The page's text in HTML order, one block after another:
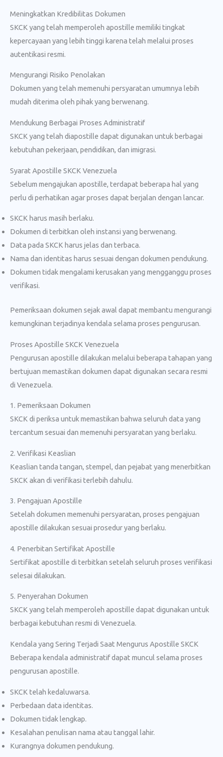
Meningkatkan Kredibilitas Dokumen
SKCK yang telah memperoleh apostille memiliki tingkat
kepercayaan yang lebih tinggi karena telah melalui proses
autentikasi resmi.
Mengurangi Risiko Penolakan
Dokumen yang telah memenuhi persyaratan umumnya lebih
mudah diterima oleh pihak yang berwenang.
Mendukung Berbagai Proses Administratif
SKCK yang telah diapostille dapat digunakan untuk berbagai
kebutuhan pekerjaan, pendidikan, dan imigrasi.
Syarat Apostille SKCK Venezuela
Sebelum mengajukan apostille, terdapat beberapa hal yang
perlu di perhatikan agar proses dapat berjalan dengan lancar.
SKCK harus masih berlaku.
Dokumen di terbitkan oleh instansi yang berwenang.
Data pada SKCK harus jelas dan terbaca.
Nama dan identitas harus sesuai dengan dokumen pendukung.
Dokumen tidak mengalami kerusakan yang mengganggu proses
verifikasi.
Pemeriksaan dokumen sejak awal dapat membantu mengurangi
kemungkinan terjadinya kendala selama proses pengurusan.
Proses Apostille SKCK Venezuela
Pengurusan apostille dilakukan melalui beberapa tahapan yang
bertujuan memastikan dokumen dapat digunakan secara resmi
di Venezuela.
1. Pemeriksaan Dokumen
SKCK di periksa untuk memastikan bahwa seluruh data yang
tercantum sesuai dan memenuhi persyaratan yang berlaku.
2. Verifikasi Keaslian
Keaslian tanda tangan, stempel, dan pejabat yang menerbitkan
SKCK akan di verifikasi terlebih dahulu.
3. Pengajuan Apostille
Setelah dokumen memenuhi persyaratan, proses pengajuan
apostille dilakukan sesuai prosedur yang berlaku.
4. Penerbitan Sertifikat Apostille
Sertifikat apostille di terbitkan setelah seluruh proses verifikasi
selesai dilakukan.
5. Penyerahan Dokumen
SKCK yang telah memperoleh apostille dapat digunakan untuk
berbagai kebutuhan resmi di Venezuela.
Kendala yang Sering Terjadi Saat Mengurus Apostille SKCK
Beberapa kendala administratif dapat muncul selama proses
pengurusan apostille.
SKCK telah kedaluwarsa.
Perbedaan data identitas.
Dokumen tidak lengkap.
Kesalahan penulisan nama atau tanggal lahir.
Kurangnya dokumen pendukung.